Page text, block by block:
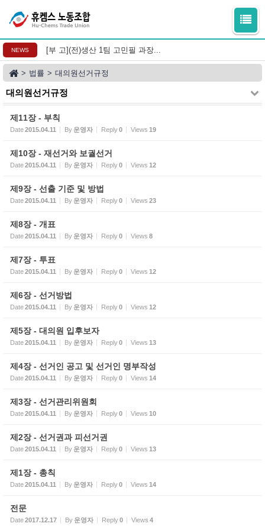
NEWS [부 고](전)생산 1팀 고민필 과장...
> 법률 > 대의원선거규정
대의원선거규정
제11장 - 부칙
Date2015.04.11 By 운영자 Reply0 Views 19
제10장 - 재선거와 보궐선거
Date2015.04.11 By 운영자 Reply0 Views 12
제9장 - 선출 기준 및 방법
Date2015.04.11 By 운영자 Reply0 Views 23
제8장 - 개표
Date2015.04.11 By 운영자 Reply0 Views 8
제7장 - 투표
Date2015.04.11 By 운영자 Reply0 Views 12
제6장 - 선거방법
Date2015.04.11 By 운영자 Reply0 Views 12
제5장 - 대의원 입후보자
Date2015.04.11 By 운영자 Reply0 Views 13
제4장 - 선거인 공고 및 선거인 명부작성
Date2015.04.11 By 운영자 Reply0 Views 14
제3장 - 선거관리위원회
Date2015.04.11 By 운영자 Reply0 Views 10
제2장 - 선거권과 피선거권
Date2015.04.11 By 운영자 Reply0 Views 13
제1장 - 총칙
Date2015.04.11 By 운영자 Reply0 Views 14
전문
Date2017.12.17 By 운영자 Reply0 Views 4